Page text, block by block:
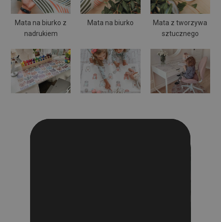
Mata na biurko z
nadrukiem
Mata na biurko
Mata z tworzywa
sztucznego